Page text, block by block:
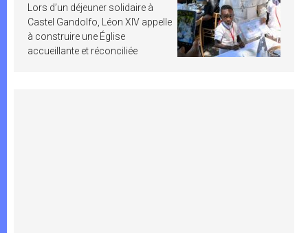
Lors d’un déjeuner solidaire à
Castel Gandolfo, Léon XIV appelle
à construire une Église
accueillante et réconciliée